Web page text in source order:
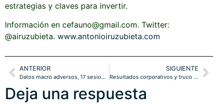
estrategias y claves para invertir.
Información en cefauno@gmail.com. Twitter:
@airuzubieta. www.antonioiruzubieta.com
ANTERIOR
Datos macro adversos, 17 sesiones para elecciones y SP500 en máximos históricos
SIGUIENTE
Resultados corporativos y truco Wall Street para batir expectativas. Estrategias
Deja una respuesta